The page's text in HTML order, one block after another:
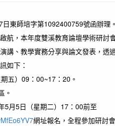
東師培字第1092400759號函辦理
航，本年度雙溪教育論壇學術研討
講、教學實務分享與論文發表，透
如下：
五）09：00~17：20。
。
5月5日（星期二）17：00前至
網址報名，全程參加研討